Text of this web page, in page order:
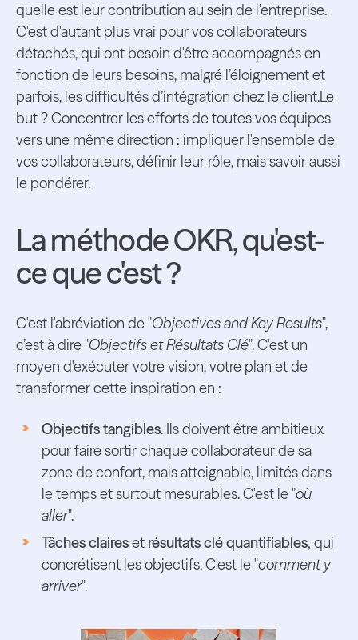
quelle est leur contribution au sein de l’entreprise.
C'est d'autant plus vrai pour vos collaborateurs
détachés, qui ont besoin d'être accompagnés en
fonction de leurs besoins, malgré l’éloignement et
parfois, les difficultés d’intégration chez le client.Le
but ? Concentrer les efforts de toutes vos équipes
vers une même direction : impliquer l'ensemble de
vos collaborateurs, définir leur rôle, mais savoir aussi
le pondérer.
La méthode OKR, qu'est-
ce que c'est ?
C'est l'abréviation de "Objectives and Key Results",
c’est à dire "Objectifs et Résultats Clé". C'est un
moyen d'exécuter votre vision, votre plan et de
transformer cette inspiration en :
Objectifs tangibles. Ils doivent être ambitieux
pour faire sortir chaque collaborateur de sa
zone de confort, mais atteignable, limités dans
le temps et surtout mesurables. C'est le "où
aller".
Tâches claireset résultats clé quantifiables, qui
concrétisent les objectifs. C'est le "comment y
arriver".